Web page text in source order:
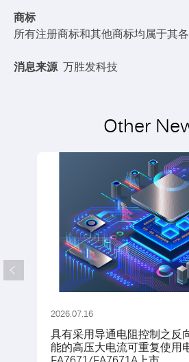
商标
所有注册商标和其他商标均属于其各
消息来源万胜发科技
Other
2026.07.16
具有采用导通电阻控制之反
能的高压大电流可重复使用